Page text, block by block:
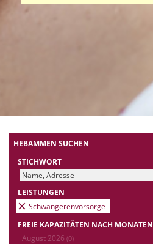
HEBAMMEN SUCHEN
STICHWORT
LEISTUNGEN
Schwangerenvorsorge
FREIE KAPAZITÄTEN NACH MONATEN
August 2026 (0)